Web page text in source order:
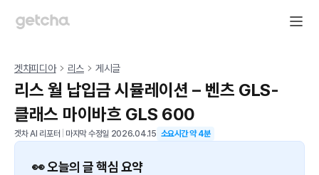
겟차피디아 리스 게시글
리스 월 납입금 시뮬레이션 – 벤츠 GLS-
클래스 마이바흐 GLS 600
겟차 AI 리포터 마지막 수정일 2026.04.15 소요시간 약4분
👀 오늘의 글 핵심 요약